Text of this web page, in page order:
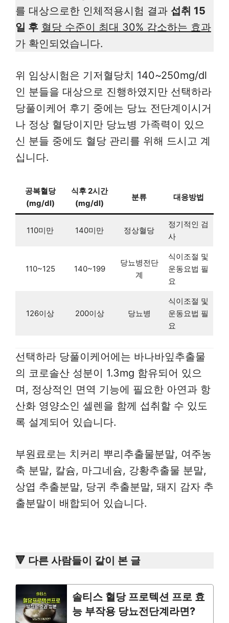
를 대상으로한 인체적용시험 결과 섭취 15
일 후 혈당 수준이 최대 30% 감소하는 효과
가 확인되었습니다.
위 임상시험은 기저혈당치 140~250mg/dl
인 분들을 대상으로 진행하였지만 선택하라
당풀이케어 후기 중에는 당뇨 전단계이시거
나 정상 혈당이지만 당뇨병 가족력이 있으
신 분들 중에도 혈당 관리를 위해 드시고 계
십니다.
공복혈당
(mg/dl)
식후 2시간
(mg/dl)
분류 대응방법
110미만 140미만 정상혈당
정기적인 검
사
110~125 140~199
당뇨병전단
계
식이조절 및
운동요법 필
요
126이상 200이상 당뇨병
식이조절 및
운동요법 필
요
선택하라 당풀이케어에는 바나바잎추출물
의 코로솔산 성분이 1.3mg 함유되어 있으
며, 정상적인 면역 기능에 필요한 아연과 항
산화 영양소인 셀렌을 함께 섭취할 수 있도
록 설계되어 있습니다.
부원료로는 치커리 뿌리추출물분말, 여주농
축 분말, 칼슘, 마그네슘, 강황추출물 분말,
상엽 추출분말, 당귀 추출분말, 돼지 감자 추
출분말이 배합되어 있습니다.
🔻 다른 사람들이 같이 본 글
솔티스 혈당 프로텍션 프로 효
능 부작용 당뇨전단계라면?